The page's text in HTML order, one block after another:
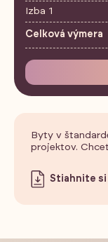
Izba 1
Celková výmera
Byty v
projektov.
Stiahnite